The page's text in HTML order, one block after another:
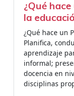
¿Qué
la
¿Qué hace un
Planifica,
aprendizaje
informal;
docencia en
disciplinas